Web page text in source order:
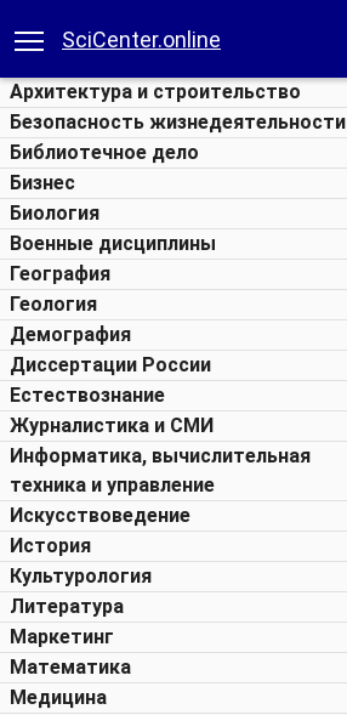
SciCenter.online
Архитектура и строительство
Безопасность жизнедеятельности
Библиотечное дело
Бизнес
Биология
Военные дисциплины
География
Геология
Демография
Диссертации России
Естествознание
Журналистика и СМИ
Информатика, вычислительная
техника и управление
Искусствоведение
История
Культурология
Литература
Маркетинг
Математика
Медицина